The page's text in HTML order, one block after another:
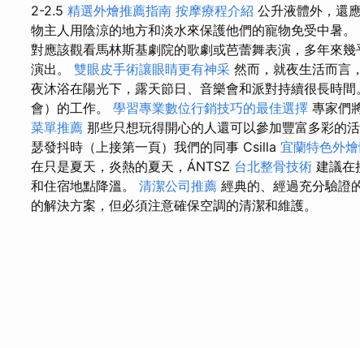
2-2.5 精選外燴推薦指南 按摩療程介紹 公升液體外，還
物主人用陰涼的地方和淡水來保護他們的寵物免受中暑。
對應該觀看馬林斯基劇院的歌劇或芭蕾舞表演，多年來
演出。 雙眼皮手術讓眼睛更有神采 然而，就夜生活而言
夜沐浴在陽光下，露天節日、音樂會和派對持續很長時
會）的工作。 學習專業數位行銷技巧的最佳選擇 專家們
菜單推薦 那些只想玩得開心的人還可以參加豐富多彩的活
瑟發抖時（上接第一頁）我們的同事 Csilla 宜蘭特色外
在只是夏天，炎熱的夏天，ÁNTSZ 台北整骨技術 建議在
和住宿地點降溫。 清潔公司推薦 經典的、經過充分驗證
的解決方案，但必須注意確保空調的清潔和維護。